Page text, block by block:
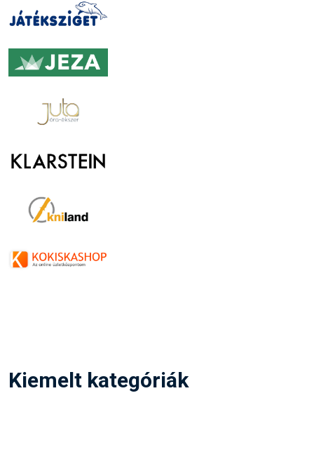
Kiemelt kategóriák